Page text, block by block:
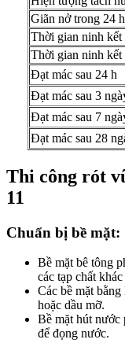
Giãn nở trong 24 h
Thời gian ninh kết
Thời gian ninh kết
Đạt mác sau 24 h
Đạt mác sau 3
Đạt mác sau 7
Đạt mác sau 28
Thi công rót
11
Chuẩn bị bề mặt:
Bề mặt bê tông
các tạp chất khác
Các bề mặt
hoặc dầu mỡ.
Bề mặt hút nước
để đọng nước.